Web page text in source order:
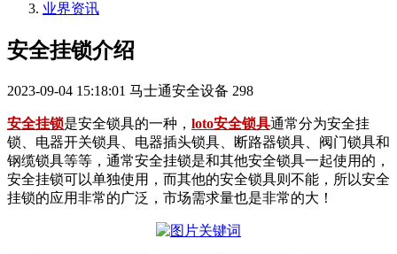
业界资讯
安全挂锁介绍
2023-09-04 15:18:01 马士通安全设备 298
安全挂锁是安全锁具的一种， loto安全锁具通常分为安全挂
锁、电器开关锁具、电器插头锁具、断路器锁具、阀门锁具和
钢缆锁具等等，通常安全挂锁是和其他安全锁具一起使用的，
安全挂锁可以单独使用，而其他的安全锁具则不能，所以安全
挂锁的应用非常的广泛，市场需求量也是非常的大！